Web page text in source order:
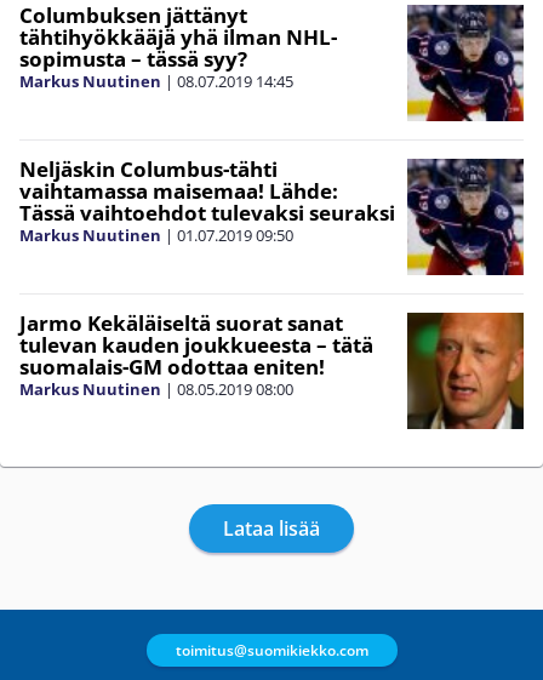
Columbuksen jättänyt
tähtihyökkääjä yhä ilman NHL-
sopimusta – tässä syy?
Markus Nuutinen | 08.07.2019 14:45
Neljäskin Columbus-tähti
vaihtamassa maisemaa! Lähde:
Tässä vaihtoehdot tulevaksi seuraksi
Markus Nuutinen | 01.07.201909:50
Jarmo Kekäläiseltä suorat sanat
tulevan kauden joukkueesta – tätä
suomalais-GM odottaa eniten!
Markus Nuutinen | 08.05.201908:00
Lataa lisää
toimitus@suomikiekko.com